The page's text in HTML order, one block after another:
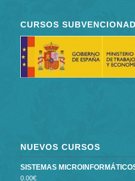
CURSOS
NUEVOS CURSOS
SISTEMAS
0.00€